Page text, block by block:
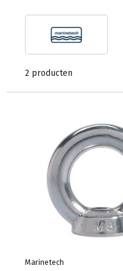
2 producten
Marinetech